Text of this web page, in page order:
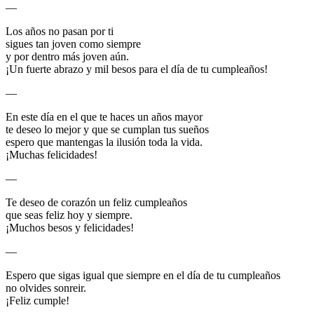
—
Los años no pasan por ti
sigues tan joven como siempre
y por dentro más joven aún.
¡Un fuerte abrazo y mil besos para el día de tu cumpleaños!
—
En este día en el que te haces un años mayor
te deseo lo mejor y que se cumplan tus sueños
espero que mantengas la ilusión toda la vida.
¡Muchas felicidades!
—
Te deseo de corazón un feliz cumpleaños
que seas feliz hoy y siempre.
¡Muchos besos y felicidades!
—
Espero que sigas igual que siempre en el día de tu cumpleaños
no olvides sonreir.
¡Feliz cumple!